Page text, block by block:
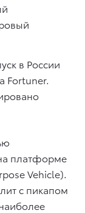
в России
Fortuner.
платформе
Vehicle).
с пикапом